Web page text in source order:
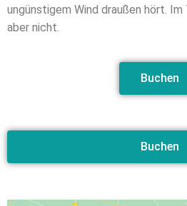
ungünstigem Wind draußen hört.
aber nicht.
Buchen
Buchen